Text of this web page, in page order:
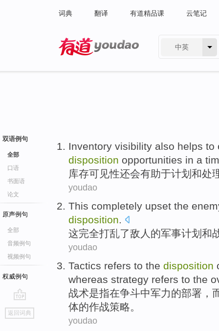
词典 翻译 有道精品课 云笔记
中英
双语例句
全部
口语
书面语
论文
原声例句
全部
音频例句
视频例句
权威例句
go
top
返回词典
Inventory visibility also helps to
disposition opportunities in a
库存可见性还会有助于计划 和处
youdao
This completely upset the
disposition.
这完全打乱了敌人 的军事计划 和
youdao
Tactics refers to the disposition
whereas strategy refers to the
战术是指在争斗中军力的部署 ，
体的作战策略 。
youdao